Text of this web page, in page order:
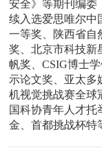
安全》等期刊编
续入选爱思唯尔中
一等奖、陕西省自
奖、北京市科技新
帆奖、CSIG博士
示论文奖、亚太多
机视觉挑战赛全球
国科协青年人才托
金、首都挑战杯特